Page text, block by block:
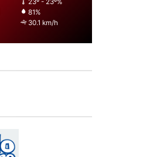
23º - 23º%
81%
30.1 km/h